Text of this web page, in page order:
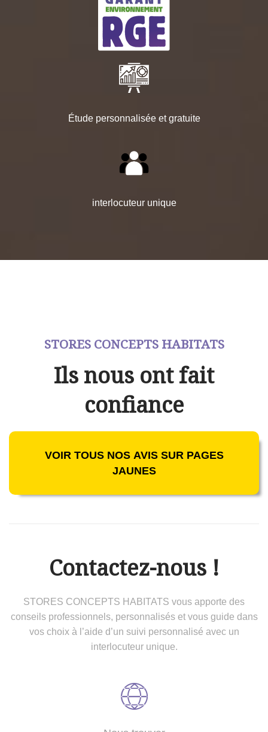
Étude personnalisée et gratuite
interlocuteur unique
STORES CONCEPTS HABITATS
Ils nous ont fait
confiance
VOIR TOUS NOS AVIS SUR PAGES
JAUNES
Contactez-nous !
STORES CONCEPTS HABITATS vous apporte des
conseils professionnels, personnalisés et vous guide dans
vos choix à l’aide d’un suivi personnalisé avec un
interlocuteur unique.